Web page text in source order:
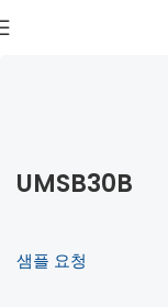
UMSB30B
샘플 요청